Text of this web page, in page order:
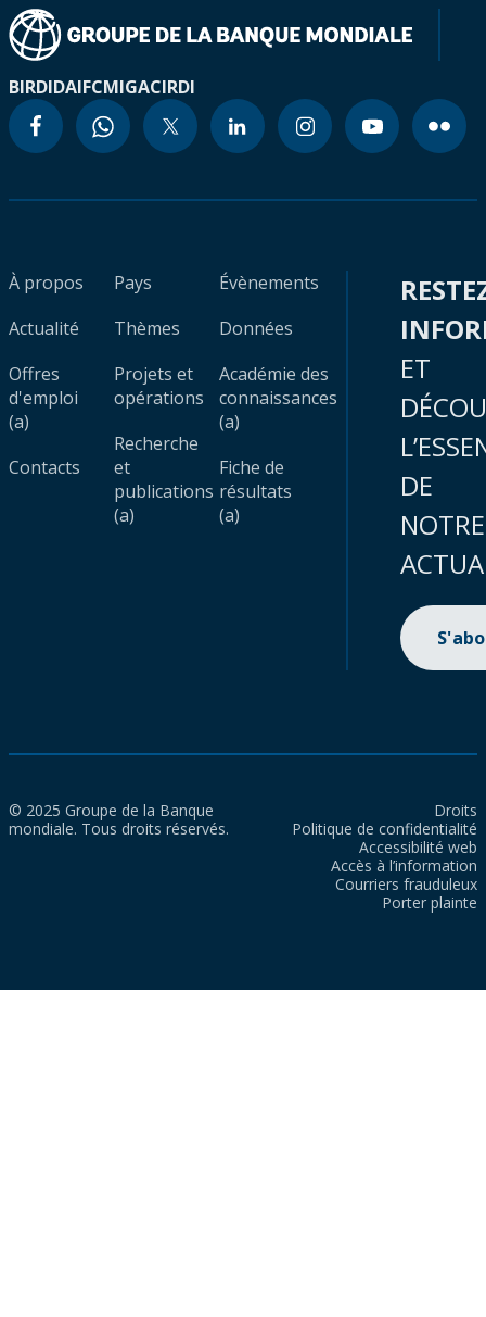
BIRDIDAIFCMIGACIRDI
À propos
Actualité
Offres
d'emploi
(a)
Contacts
Pays
Thèmes
Projets et
opérations
Recherche
et
publications
(a)
Évènements
Données
Académie des
connaissances
(a)
Fiche de
résultats
(a)
ET
DE
NOTRE
© 2025 Groupe de la Banque
mondiale. Tous droits réservés.
Droits
Politique de confidentialité
Accessibilité web
Accès à l’information
Courriers frauduleux
Porter plainte